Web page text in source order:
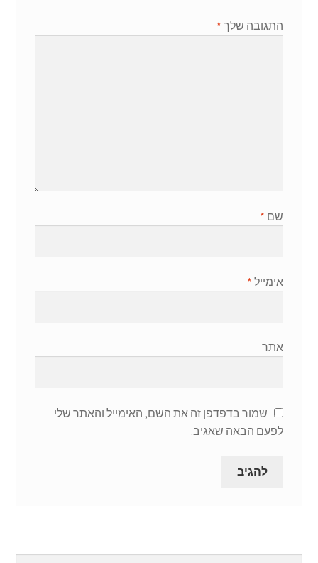
התגובה שלך *
שם *
אימייל *
אתר
שמור בדפדפן זה את השם, האימייל והאתר שלי
לפעם הבאה שאגיב.